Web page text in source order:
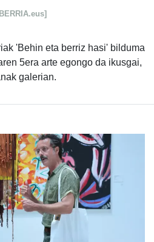
'Behin eta berriz hasi' bilduma
5era arte egongo da ikusgai,
galerian.